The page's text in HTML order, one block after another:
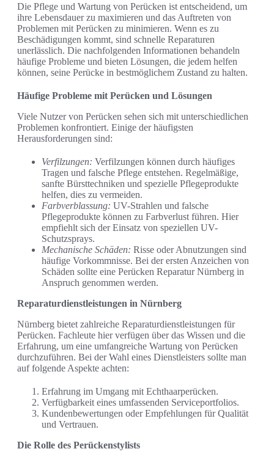
Die Pflege und Wartung von Perücken ist entscheidend, um
ihre Lebensdauer zu maximieren und das Auftreten von
Problemen mit Perücken zu minimieren. Wenn es zu
Beschädigungen kommt, sind schnelle Reparaturen
unerlässlich. Die nachfolgenden Informationen behandeln
häufige Probleme und bieten Lösungen, die jedem helfen
können, seine Perücke in bestmöglichem Zustand zu halten.
Häufige Probleme mit Perücken und Lösungen
Viele Nutzer von Perücken sehen sich mit unterschiedlichen
Problemen konfrontiert. Einige der häufigsten
Herausforderungen sind:
Verfilzungen: Verfilzungen können durch häufiges
Tragen und falsche Pflege entstehen. Regelmäßige,
sanfte Bürsttechniken und spezielle Pflegeprodukte
helfen, dies zu vermeiden.
Farbverblassung: UV-Strahlen und falsche
Pflegeprodukte können zu Farbverlust führen. Hier
empfiehlt sich der Einsatz von speziellen UV-
Schutzsprays.
Mechanische Schäden: Risse oder Abnutzungen sind
häufige Vorkommnisse. Bei der ersten Anzeichen von
Schäden sollte eine Perücken Reparatur Nürnberg in
Anspruch genommen werden.
Reparaturdienstleistungen in Nürnberg
Nürnberg bietet zahlreiche Reparaturdienstleistungen für
Perücken. Fachleute hier verfügen über das Wissen und die
Erfahrung, um eine umfangreiche Wartung von Perücken
durchzuführen. Bei der Wahl eines Dienstleisters sollte man
auf folgende Aspekte achten:
Erfahrung im Umgang mit Echthaarperücken.
Verfügbarkeit eines umfassenden Serviceportfolios.
Kundenbewertungen oder Empfehlungen für Qualität
und Vertrauen.
Die Rolle des Perückenstylists